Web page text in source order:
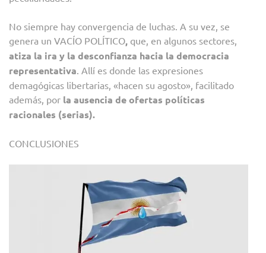
No siempre hay convergencia de luchas. A su vez, se
genera un VACÍO POLÍTICO, que, en algunos sectores,
atiza la ira y la desconfianza hacia la democracia
representativa . Allí es donde las expresiones
demagógicas libertarias, «hacen su agosto», facilitado
además, por la ausencia de ofertas políticas
racionales (serias).
CONCLUSIONES